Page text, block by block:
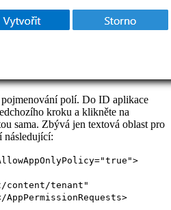
polí. Do ID aplikace
kroku a klikněte na
sama. Zbývá jen textová oblast pro
následující:
="true">
tenant"
AppPermissionRequests>